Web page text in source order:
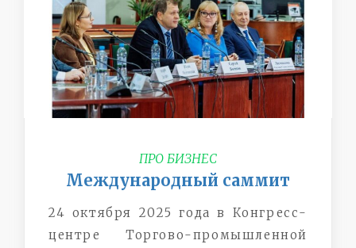
ПРО БИЗНЕС
Международный саммит
24 октября 2025 года в Конгресс-
центре Торгово-промышленной